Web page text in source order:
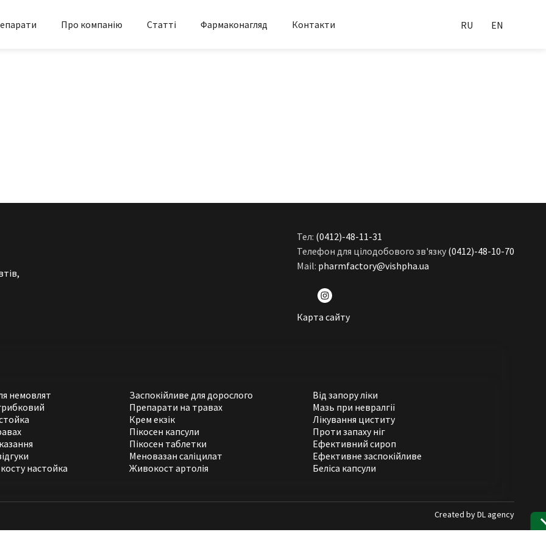
Про компанію Статті Фармаконагляд Контакти RU EN
Тел: (0412)-48-11-31
Телефон для цілодобового зв'язку (0412)-48-10-70
Mail: pharmfactory@vishpha.ua
Карта сайту
немовлят
настойка
Заспокійливе для дорослого
Препарати на травах
Крем екзік
Пікосен капсули
Пікосен таблетки
Меновазан саліцилат
Живокост артолія
Від запору ліки
Мазь при невралгії
Лікування циститу
Проти запаху ніг
Ефективний сироп
Ефективне заспокійливе
Беліса капсули
Created byDL agency